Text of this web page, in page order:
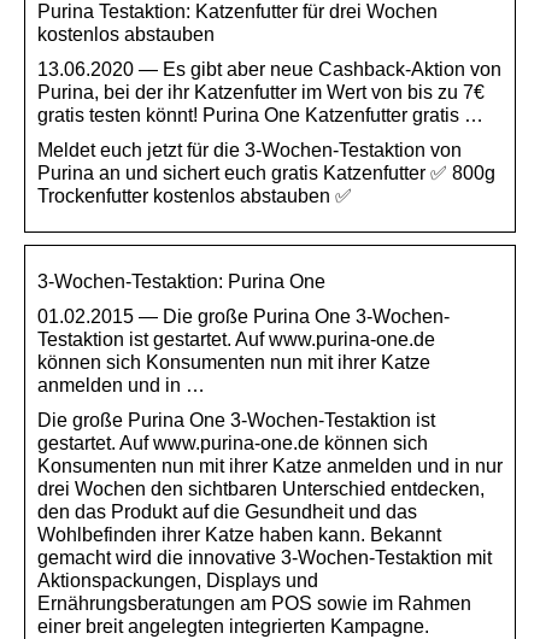
Purina Testaktion: Katzenfutter für drei Wochen
kostenlos abstauben
13.06.2020 — Es gibt aber neue Cashback-Aktion von
Purina, bei der ihr Katzenfutter im Wert von bis zu 7€
gratis testen könnt! Purina One Katzenfutter gratis …
Meldet euch jetzt für die 3-Wochen-Testaktion von
Purina an und sichert euch gratis Katzenfutter ✅ 800g
Trockenfutter kostenlos abstauben ✅
3-Wochen-Testaktion: Purina One
01.02.2015 — Die große Purina One 3-Wochen-
Testaktion ist gestartet. Auf www.purina-one.de
können sich Konsumenten nun mit ihrer Katze
anmelden und in …
Die große Purina One 3-Wochen-Testaktion ist
gestartet. Auf www.purina-one.de können sich
Konsumenten nun mit ihrer Katze anmelden und in nur
drei Wochen den sichtbaren Unterschied entdecken,
den das Produkt auf die Gesundheit und das
Wohlbefinden ihrer Katze haben kann. Bekannt
gemacht wird die innovative 3-Wochen-Testaktion mit
Aktionspackungen, Displays und
Ernährungsberatungen am POS sowie im Rahmen
einer breit angelegten integrierten Kampagne.